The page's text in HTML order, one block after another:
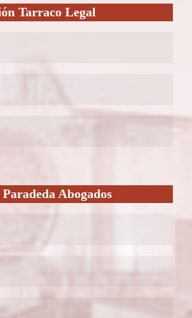
de Tarragona y Reus, es posible
llamada o correo.
Tarraco Legal
y experiencia necesarias para
prioridad los intereses del cliente.
de su caso.
información de interés para sus
en Tarragona, es posible realizar
Abogados
en el derecho laboral que tiene una
de casos de seguridad social,
ofreciendo sus servicios en Tarragona
quienes son los abogados socios que